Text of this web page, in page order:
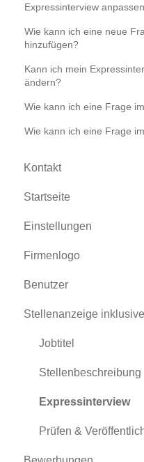
Expressinterview
Wie kann ich eine neue
hinzufügen?
Kann ich mein
ändern?
Wie kann ich eine Frage
Wie kann ich eine Frage
Kontakt
Startseite
Einstellungen
Firmenlogo
Benutzer
Stellenanzeige
Jobtitel
Stellenbeschreibung
Expressinterview
Prüfen &